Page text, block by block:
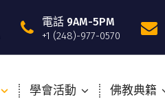
電話 9AM-5PM
+1 (248)-977-0570
學會活動 佛教典籍